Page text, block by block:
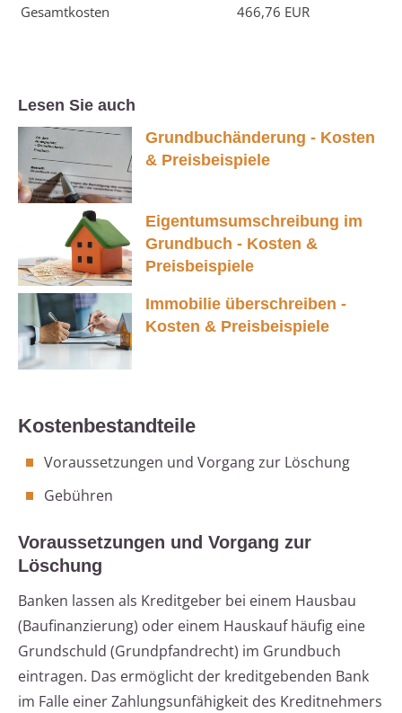
Gesamtkosten 466,76 EUR
Lesen Sie auch
Grundbuchänderung - Kosten
& Preisbeispiele
Eigentumsumschreibung im
Grundbuch - Kosten &
Preisbeispiele
Immobilie überschreiben -
Kosten & Preisbeispiele
Kostenbestandteile
Voraussetzungen und Vorgang zur Löschung
Gebühren
Voraussetzungen und Vorgang zur
Löschung
Banken lassen als Kreditgeber bei einem Hausbau
(Baufinanzierung) oder einem Hauskauf häufig eine
Grundschuld (Grundpfandrecht) im Grundbuch
eintragen. Das ermöglicht der kreditgebenden Bank
im Falle einer Zahlungsunfähigkeit des Kreditnehmers